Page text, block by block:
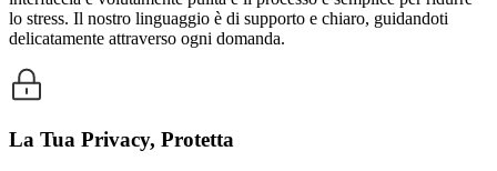
lo stress. Il nostro linguaggio è di supporto e chiaro, guidandoti
delicatamente attraverso ogni domanda.
La Tua Privacy, Protetta